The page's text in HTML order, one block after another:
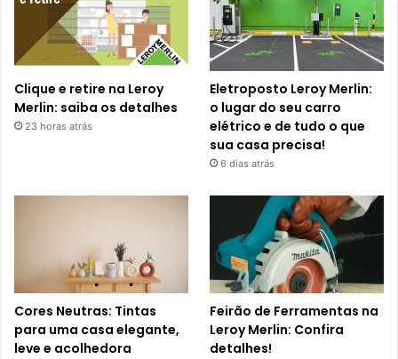
Clique e retire na Leroy
Merlin: saiba os detalhes
23 horas atrás
Eletroposto Leroy Merlin:
o lugar do seu carro
elétrico e de tudo o que
sua casa precisa!
6 dias atrás
Cores Neutras: Tintas
para uma casa elegante,
leve e acolhedora
Feirão de Ferramentas na
Leroy Merlin: Confira
detalhes!